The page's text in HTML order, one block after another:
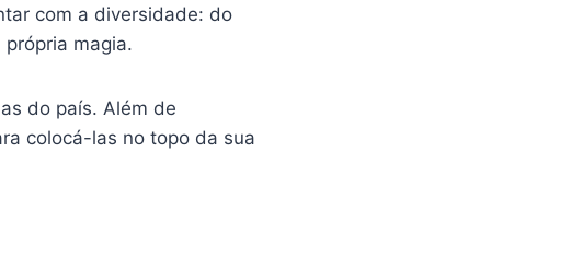
com a diversidade: do
magia.
do país. Além de
colocá-las no topo da sua